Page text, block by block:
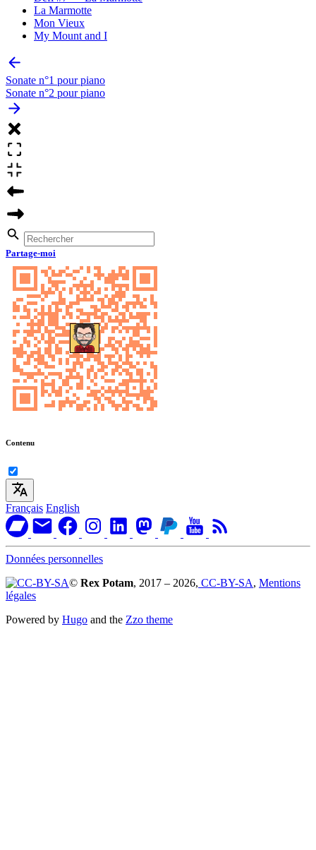
La Marmotte
Mon Vieux
My Mount and I
Sonate n°1 pour piano
Sonate n°2 pour piano
Partage-moi
Contenu
Français English
Données personnelles
© Rex Potam, 2017 – 2026, CC-BY-SA, Mentions
légales
Powered by Hugo and the Zzo theme